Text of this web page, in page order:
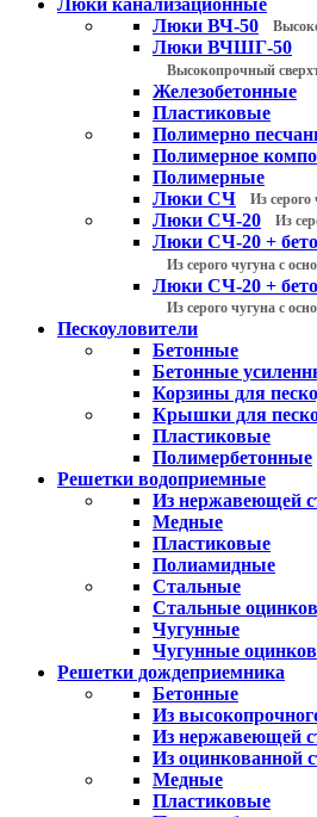
Люки канализационные
Люки ВЧ-50
Люки ВЧШГ-50
Высокопрочный
Железобетонные
Пластиковые
Полимерно
Полимерное
Полимерные
Люки СЧ
Из серого
Люки СЧ-20 Из
Люки СЧ-20 +
Из серого чугуна с
Люки СЧ-20 +
Из серого чугуна с
Пескоуловители
Бетонные
Бетонные
Корзины для
Крышки для
Пластиковые
Полимербетонные
Решетки водоприемные
Из нержавеющей
Медные
Пластиковые
Полиамидные
Стальные
Стальные
Чугунные
Чугунные
Решетки дождеприемника
Бетонные
Из
Из нержавеющей
Из оцинкованной
Медные
Пластиковые